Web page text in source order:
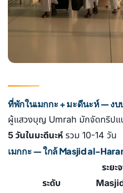
ที่พักในเมกกะ + มะดีนะห์ — ง
ผู้แสวงบุญ Umrah มักจัดทริปแ
5 วันในมะดีนะห์ รวม 10-14 วัน
เมกกะ — ใกล้ Masjid al-
ระดับ
ระยะ